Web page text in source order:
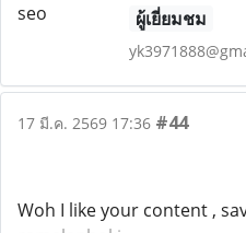
ผู้เยี่ยมชม
17 มี.ค. 2569 17:36 #44
Woh I like your content ,